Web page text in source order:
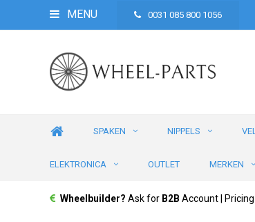
MENU 0031 085 800 1056
SPAKEN NIPPELS
ELEKTRONICA OUTLET MERKEN
Wheelbuilder? Ask for B2B Account | Pricing